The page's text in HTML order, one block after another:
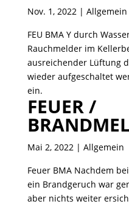
Nov. 1, 2022| Allgemein
FEU BMA Y durch
Rauchmelder im
ausreichender Lüftung
wieder aufgeschaltet
ein.
FEUER /
Mai 2, 2022| Allgemein
Feuer BMA Nachdem
ein Brandgeruch war
aber nichts weiter